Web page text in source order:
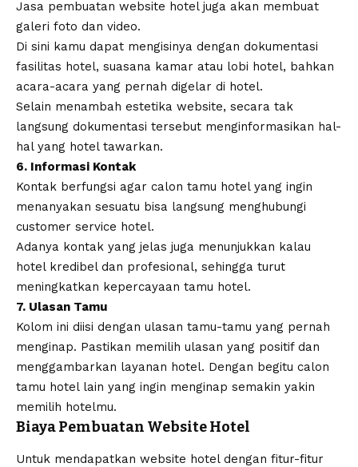
Jasa pembuatan website hoteljuga akan membuat
galeri foto dan video.
Di sini kamu dapat mengisinya dengan dokumentasi
fasilitas hotel, suasana kamar atau lobi hotel, bahkan
acara-acara yang pernah digelar di hotel.
Selain menambah estetika website, secara tak
langsung dokumentasi tersebut menginformasikan hal-
hal yang hotel tawarkan.
6. Informasi Kontak
Kontak berfungsi agar calon tamu hotel yang ingin
menanyakan sesuatu bisa langsung menghubungi
customer service hotel.
Adanya kontak yang jelas juga menunjukkan kalau
hotel kredibel dan profesional, sehingga turut
meningkatkan kepercayaan tamu hotel.
7. Ulasan Tamu
Kolom ini diisi dengan ulasan tamu-tamu yang pernah
menginap. Pastikan memilih ulasan yang positif dan
menggambarkan layanan hotel. Dengan begitu calon
tamu hotel lain yang ingin menginap semakin yakin
memilih hotelmu.
Biaya Pembuatan Website Hotel
Untuk mendapatkan website hotel dengan fitur-fitur